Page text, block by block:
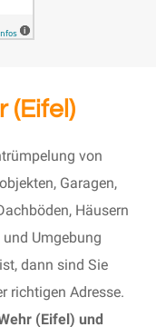
(Eifel)
von
Garagen,
Häusern
und Umgebung
dann sind Sie
richtigen Adresse.
(Eifel) und